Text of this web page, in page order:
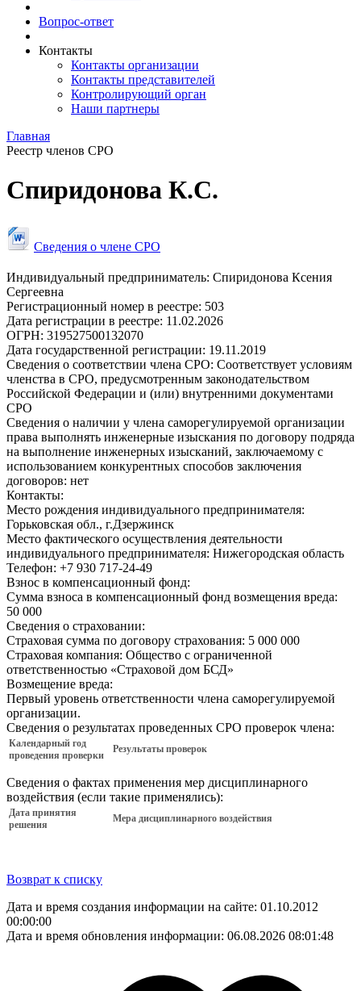
Вопрос-ответ
Контакты
Контакты организации
Контакты представителей
Контролирующий орган
Наши партнеры
Главная
Реестр членов СРО
Спиридонова К.С.
Сведения о члене СРО
Индивидуальный предприниматель: Спиридонова Ксения
Сергеевна
Регистрационный номер в реестре: 503
Дата регистрации в реестре: 11.02.2026
ОГРН: 319527500132070
Дата государственной регистрации: 19.11.2019
Сведения о соответствии члена СРО: Соответствует условиям
членства в СРО, предусмотренным законодательством
Российской Федерации и (или) внутренними документами
СРО
Сведения о наличии у члена саморегулируемой организации
права выполнять инженерные изыскания по договору подряда
на выполнение инженерных изысканий, заключаемому с
использованием конкурентных способов заключения
договоров: нет
Контакты:
Место рождения индивидуального предпринимателя:
Горьковская обл., г.Дзержинск
Место фактического осуществления деятельности
индивидуального предпринимателя: Нижегородская область
Телефон: +7 930 717-24-49
Взнос в компенсационный фонд:
Сумма взноса в компенсационный фонд возмещения вреда:
50 000
Сведения о страховании:
Страховая сумма по договору страхования: 5 000 000
Страховая компания: Общество с ограниченной
ответственностью «Страховой дом БСД»
Возмещение вреда:
Первый уровень ответственности члена саморегулируемой
организации.
Сведения о результатах проведенных СРО проверок члена:
Календарный год
проведения проверки
Результаты проверок
Сведения о фактах применения мер дисциплинарного
воздействия (если такие применялись):
Дата принятия
решения
Мера дисциплинарного воздействия
Возврат к списку
Дата и время создания информации на сайте: 01.10.2012
00:00:00
Дата и время обновления информации: 06.08.2026 08:01:48